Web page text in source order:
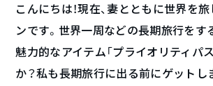
こんにちは！現在、妻とともに世界を
ンです。世界一周などの長期旅行をす
魅力的なアイテム「プライオリティパ
か？私も長期旅行に出る前にゲットし